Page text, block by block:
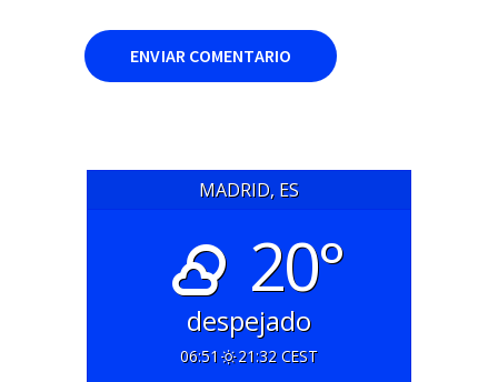
MADRID, ES
20°
despejado
06:51 21:32 CEST